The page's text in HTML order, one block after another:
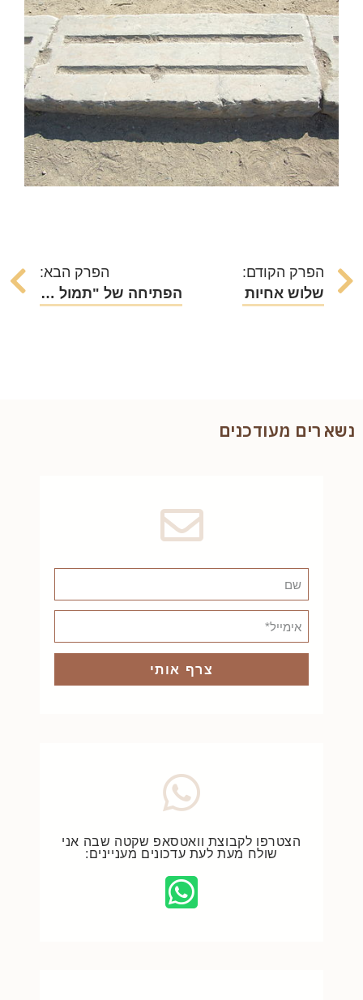
הפרק הקודם:
שלוש אחיות
הפרק הבא:
הפתיחה של "תמול שלשום"
נשארים מעודכנים
צרף אותי
הצטרפו לקבוצת וואטסאפ שקטה שבה אני
שולח מעת לעת עדכונים מעניינים: